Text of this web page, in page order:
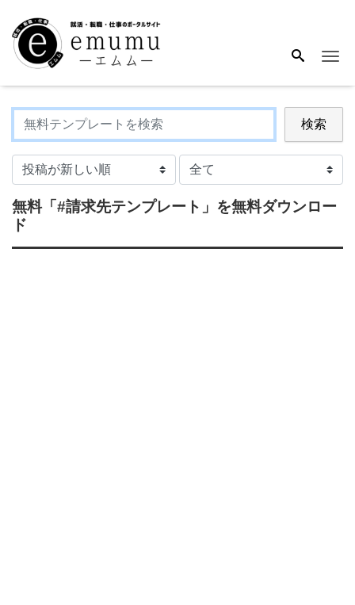
検索
無料「#請求先テンプレート」 を無料ダウンロー
ド